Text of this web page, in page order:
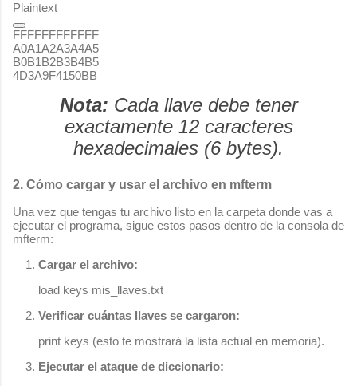
Plaintext
FFFFFFFFFFFF
A0A1A2A3A4A5
B0B1B2B3B4B5
Nota: Cada llave debe tener
exactamente 12 caracteres
hexadecimales (6 bytes).
2. Cómo cargar y usar el archivo en mfterm
Una vez que tengas tu archivo listo en la carpeta donde vas a
ejecutar el programa, sigue estos pasos dentro de la consola de
mfterm:
Cargar el archivo:
load keys mis_llaves.txt
Verificar cuántas llaves se cargaron:
print keys (esto te mostrará la lista actual en memoria).
Ejecutar el ataque de diccionario: